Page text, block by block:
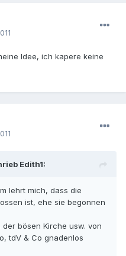
Idee, ich kapere keine
Edith1:
lehrt mich, dass die
ist, ehe sie begonnen
bösen Kirche usw. von
tdV & Co gnadenlos